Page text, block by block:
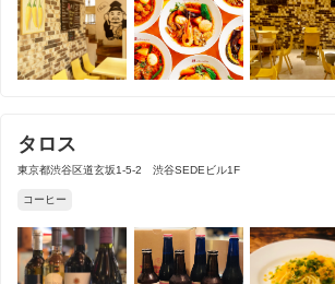
タロス
東京都渋谷区道玄坂1-5-2 渋谷SEDEビル1F
コーヒー